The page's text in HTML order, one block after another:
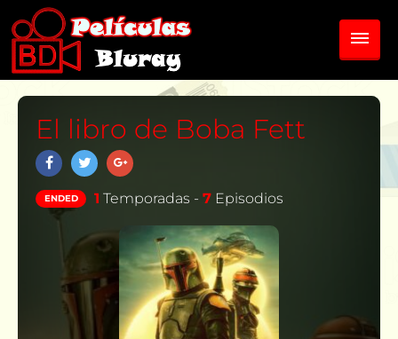
El libro de Boba Fett
ENDED 1 Temporadas - 7Episodios